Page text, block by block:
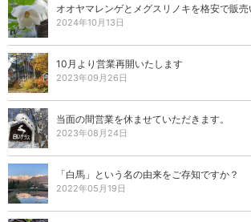
オオヤマレンゲとメグスリノキを格安で販
2024年10月13日
10月より営業再開いたします
2023年09月26日
当面の間営業を休ませていただきます。
2023年08月24日
「白馬」という名の由来をご存知ですか？
2022年05月19日